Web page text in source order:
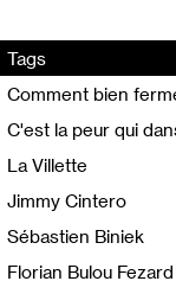
Tags
Comment bien
C'est la peur qui
La Villette
Jimmy Cintero
Sébastien Biniek
Florian Bulou Fezard